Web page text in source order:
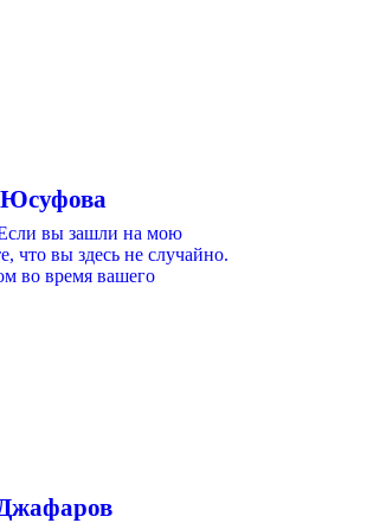
вы зашли на мою
что вы здесь не случайно.
во время вашего